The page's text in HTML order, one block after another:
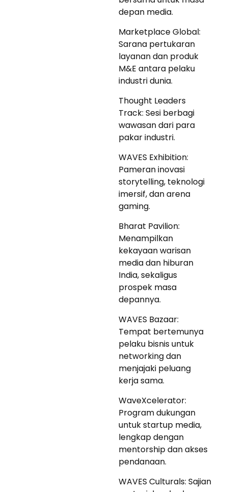
depan media.
Marketplace Global:
Sarana pertukaran
layanan dan produk
M&E antara pelaku
industri dunia.
Thought Leaders
Track: Sesi berbagi
wawasan dari para
pakar industri.
WAVES Exhibition:
Pameran inovasi
storytelling, teknologi
imersif, dan arena
gaming.
Bharat Pavilion:
Menampilkan
kekayaan warisan
media dan hiburan
India, sekaligus
prospek masa
depannya.
WAVES Bazaar:
Tempat bertemunya
pelaku bisnis untuk
networking dan
menjajaki peluang
kerja sama.
WaveXcelerator:
Program dukungan
untuk startup media,
lengkap dengan
mentorship dan akses
pendanaan.
WAVES Culturals: Sajian